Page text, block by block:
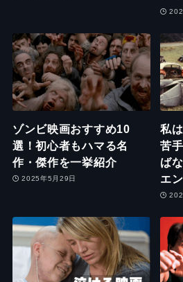
ゾンビ映画おすすめ10
選！初心者もハマる名
作・傑作を一挙紹介
2025年5月29日
私
苦
ば
エ